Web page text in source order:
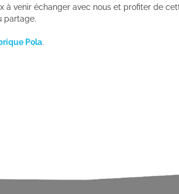
à venir échanger avec nous et profiter de
partage.
Pola.